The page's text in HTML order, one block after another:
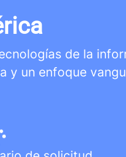
de la
y un enfoque